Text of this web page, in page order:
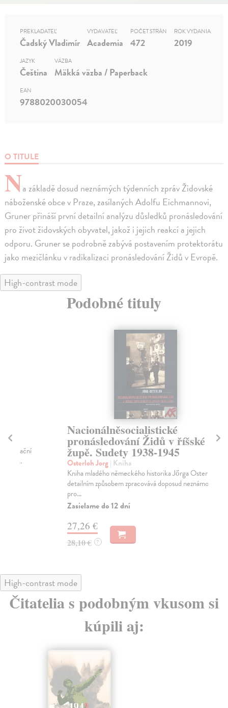
O TITULE
Na základě dosud neznámých týdenních zpráv Židovské
náboženské obce v Praze, zasílaných Adolfu Eichmannovi,
Gruner přináší první detailní analýzu důsledků pronásledování
pro život židovských obyvatel, jakož i jejich reakcí a jejich
odporu. Gruner se podrobně zabývá postavením protektorátu
jako mezičlánku v radikalizaci pronásledování Židů v Evropě.
PREKLADATEĽ
Čadský Vladimír
VYDAVATEĽ
Academia
POČET STRÁN
472
ROK VYDANIA
2019
JAZYK
Čeština
VÄZBA
Mäkká väzba / Paperback
EAN
9788020030054
High-contrast mode
Podobné tituly
Nacionálněsocialistické
pronásledování Židů v říšské
župě. Sudety 1938-1945
Osterloh Jorg| Kniha
Kniha mladého německého historika Jőrga Osterloha
detailním způsobem zpracovává doposud neznámou
Zasielame do 12 dní
High-contrast mode
Čitatelia s podobným vkusom si
kúpili aj: